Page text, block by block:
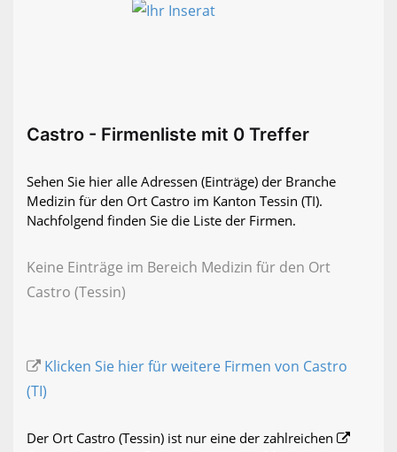
Castro - Firmenliste mit 0 Treffer
Sehen Sie hier alle Adressen (Einträge) der Branche
Medizin für den Ort Castro im Kanton Tessin (TI).
Nachfolgend finden Sie die Liste der Firmen.
Keine Einträge im Bereich Medizin für den Ort
Castro (Tessin)
Klicken Sie hier für weitere Firmen von Castro
(TI)
Der Ort Castro (Tessin) ist nur eine der zahlreichen